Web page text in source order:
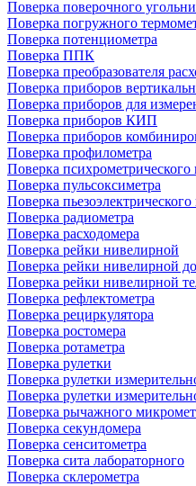
Поверка поверочного
Поверка погружного
Поверка потенциометра
Поверка ППК
Поверка преобразователя
Поверка приборов
Поверка приборов для
Поверка приборов КИП
Поверка приборов
Поверка профилометра
Поверка психрометрического
Поверка пульсоксиметра
Поверка пьезоэлектрического
Поверка радиометра
Поверка расходомера
Поверка рейки нивелирной
Поверка рейки нивелирной
Поверка рейки нивелирной
Поверка рефлектометра
Поверка рециркулятора
Поверка ростомера
Поверка ротаметра
Поверка рулетки
Поверка рулетки
Поверка рулетки
Поверка рычажного
Поверка секундомера
Поверка сенситометра
Поверка сита лабораторного
Поверка склерометра